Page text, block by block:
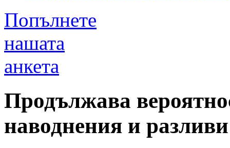
Попълнете
нашата
анкета
Продължава
наводнения и разливи